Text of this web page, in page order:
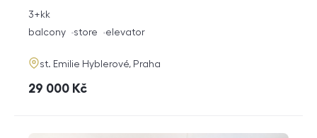
rozměry
3+kk
funkce
balcony store elevator
adresa
st. Emilie Hyblerové, Praha
cena
29 000 Kč